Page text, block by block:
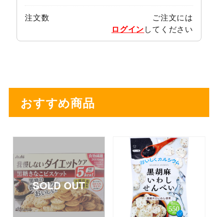
注文数
ご注文には
ログインしてください
おすすめ商品